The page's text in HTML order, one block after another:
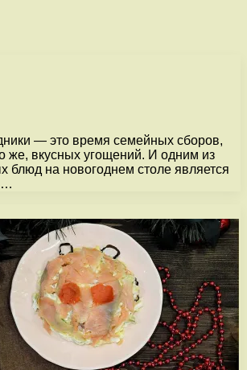
— это время семейных сборов,
же, вкусных угощений. И одним из
блюд на новогоднем столе является
…